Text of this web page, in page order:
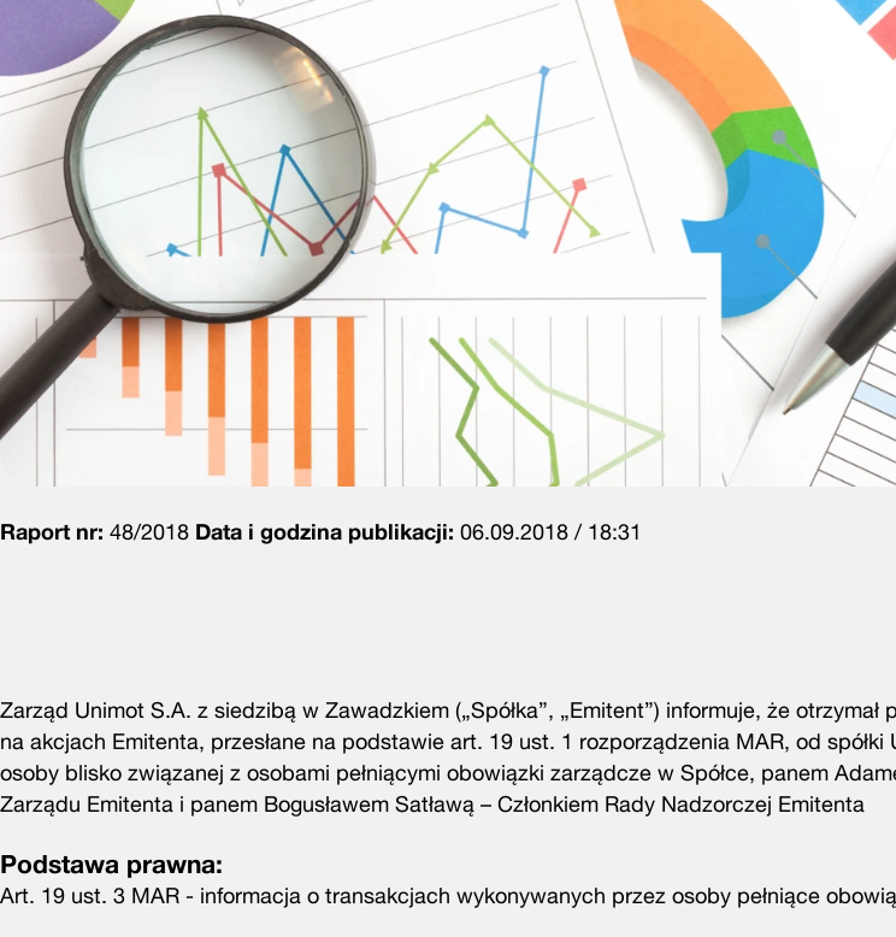
Raport nr: 48/2018 Data i godzina publikacji: 06.09.2018 / 18:31
Zarząd Unimot S.A. z siedzibą w Zawadzkiem („Spółka”, „Emitent”) informuje, że
na akcjach Emitenta, przesłane na podstawie art. 19 ust. 1 rozporządzenia MAR, od spółki
osoby blisko związanej z osobami pełniącymi obowiązki zarządcze w Spółce, panem
Zarządu Emitenta i panem Bogusławem Satławą – Członkiem Rady Nadzorczej Emitenta
Podstawa prawna:
Art. 19 ust. 3 MAR - informacja o transakcjach wykonywanych przez osoby pełniące